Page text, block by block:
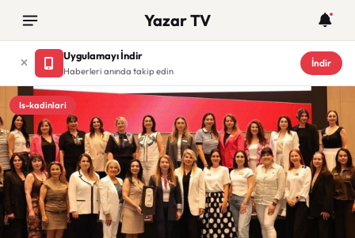
Yazar TV
Uygulamayı İndir
Haberleri anında takip edin
İndir
Is-kadinlari